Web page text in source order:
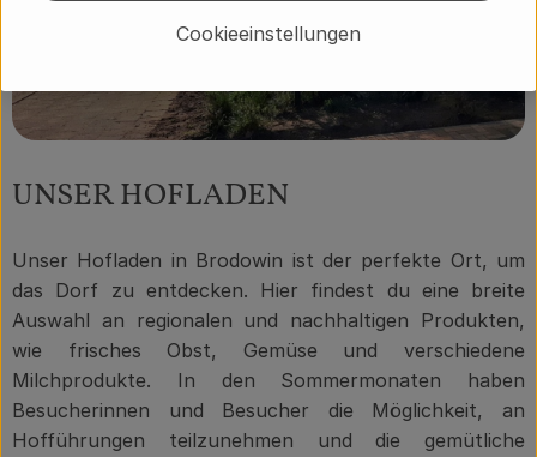
UNSER HOFLADEN
Unser Hofladen in Brodowin ist der perfekte Ort, um
das Dorf zu entdecken. Hier findest du eine breite
Auswahl an regionalen und nachhaltigen Produkten,
wie frisches Obst, Gemüse und verschiedene
Milchprodukte. In den Sommermonaten haben
Besucherinnen und Besucher die Möglichkeit, an
Hofführungen teilzunehmen und die gemütliche
Cookieeinstellungen